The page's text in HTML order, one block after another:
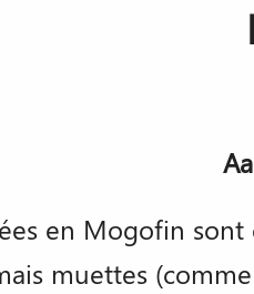
en Mogofin
muettes